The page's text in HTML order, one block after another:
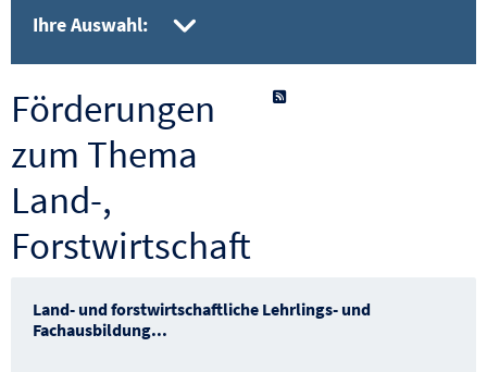
Ihre Auswahl:
Förderungen
zum Thema
Land-,
Forstwirtschaft
als RSS-Feed abonnieren
Land- und forstwirtschaftliche Lehrlings- und
Fachausbildung...